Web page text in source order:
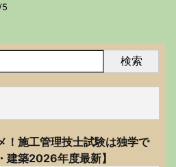
検索
！施工管理技士試験は独学で
建築2026年度最新】